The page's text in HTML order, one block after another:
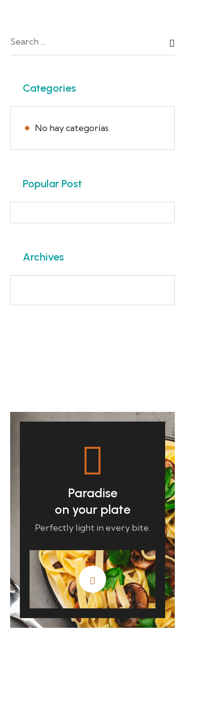
Categories
No hay categorías
Popular Post
Archives
Paradise
on your plate
Perfectly light in every bite.